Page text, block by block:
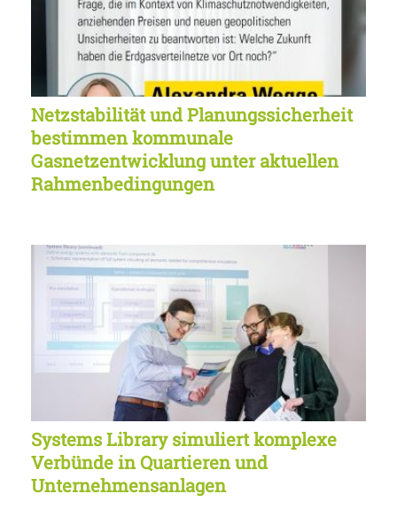
Netzstabilität und Planungssicherheit
bestimmen kommunale
Gasnetzentwicklung unter aktuellen
Rahmenbedingungen
Systems Library simuliert komplexe
Verbünde in Quartieren und
Unternehmensanlagen